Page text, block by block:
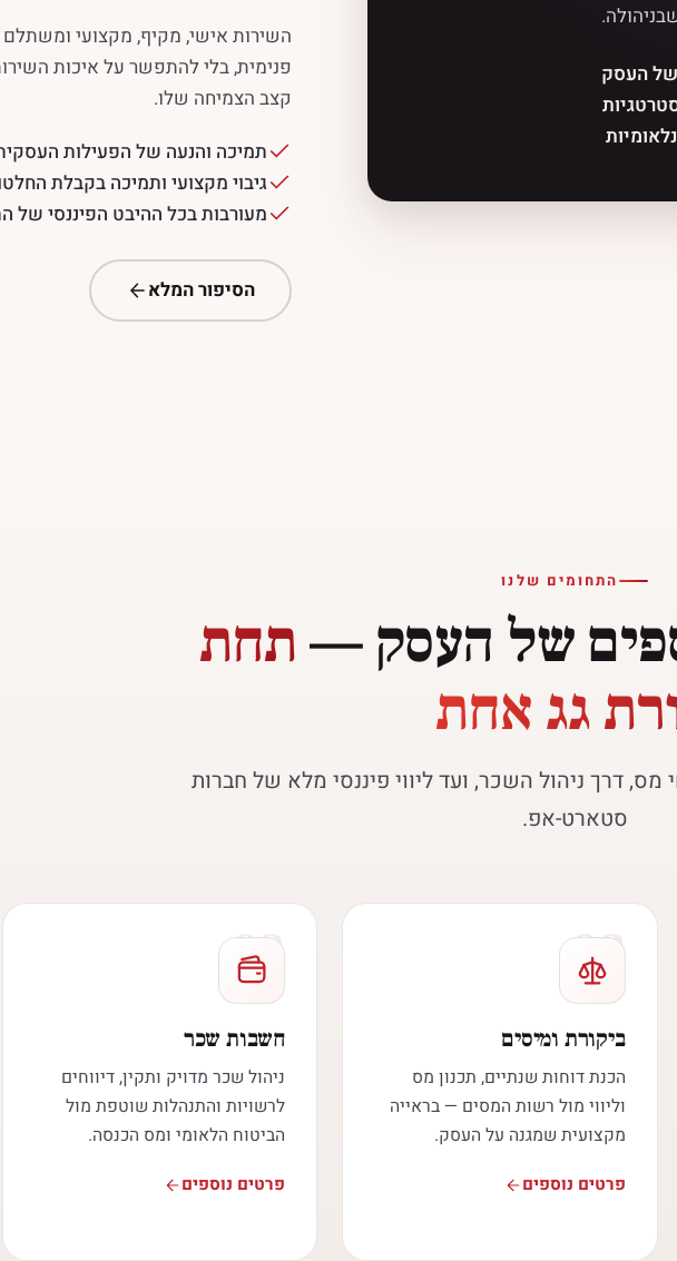
העסק
השירות אישי, מקיף, מקצועי
פנימית, בלי להתפשר על איכות
קצב הצמיחה שלו.
תמיכה והנעה של הפעילות
גיבוי מקצועי ותמיכה בקבלת
מעורבות בכל ההיבט הפיננסי של
הסיפור המלא
התחומים שלנו
של העסק —תחת
גג אחת
מס, דרך ניהול השכר, ועד ליווי פיננסי מלא של חברות
סטארט-אפ.
02
ביקורת ומיסים
הכנת דוחות שנתיים, תכנון מס
וליווי מול רשות המסים — בראייה
מקצועית שמגנה על העסק.
פרטים נוספים
03
חשבות שכר
ניהול שכר מדויק ותקין, דיווחים
לרשויות והתנהלות שוטפת מול
הביטוח הלאומי ומס הכנסה.
פרטים נוספים